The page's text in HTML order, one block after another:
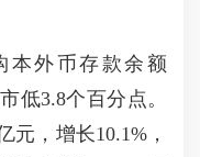
外币存款余额
低3.8个百分点。
元，增长10.1%，